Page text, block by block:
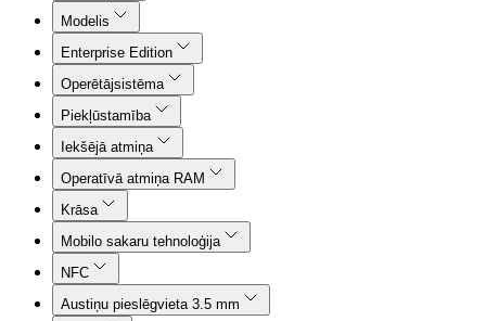
Modelis
Enterprise Edition
Operētājsistēma
Piekļūstamība
Iekšējā atmiņa
Operatīvā atmiņa RAM
Krāsa
Mobilo sakaru tehnoloģija
NFC
Austiņu pieslēgvieta 3.5 mm